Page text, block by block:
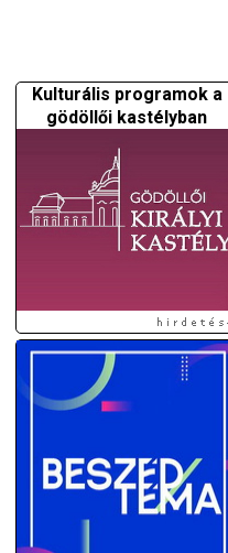
Kulturális programok a
gödöllői kastélyban
A GÖDÖLLŐI ÉS